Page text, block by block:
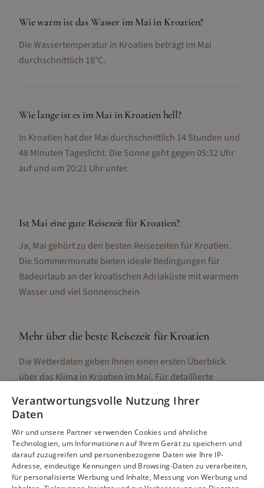
Wie warm ist das Wasser im Mai in Kroatien?
Die Wassertemperatur in Kroatien beträgt im Mai
durchschnittlich 18°C.
Wie lange ist es im Mai in Kroatien hell?
In Kroatien hat der Mai durchschnittlich 14 Stunden und
48 Minuten Tageslicht. Die Sonne geht gegen 05:32 Uhr
auf und um 20:21 Uhr unter.
Ist Mai eine gute Reisezeit für Kroatien?
Ja, Mai gehört zu den besten Reisezeiten für Kroatien.
Die Sommermonate bieten ideale Bedingungen für
Badeurlaub an der kroatischen Adriaküste mit warmem
Wasser und viel Sonnenschein
Mehr über die beste Reisezeit für Kroatien
Die Wetterdaten geben Ihnen einen ersten Überblick
über das Klima in Kroatien im Mai. Für detaillierte
Unterschieden, Aktivitäten und Reisetipps besuchen Sie
Alle Infos zur besten Reisezeit Kroatien
Verantwortungsvolle Nutzung Ihrer
Daten
Wir und unsere Partner verwenden Cookies und ähnliche
Technologien, um Informationen auf Ihrem Gerät zu speichern und
darauf zuzugreifen und personenbezogene Daten wie Ihre IP-
Adresse, eindeutige Kennungen und Browsing-Daten zu verarbeiten,
für personalisierte Werbung und Inhalte, Messung von Werbung und